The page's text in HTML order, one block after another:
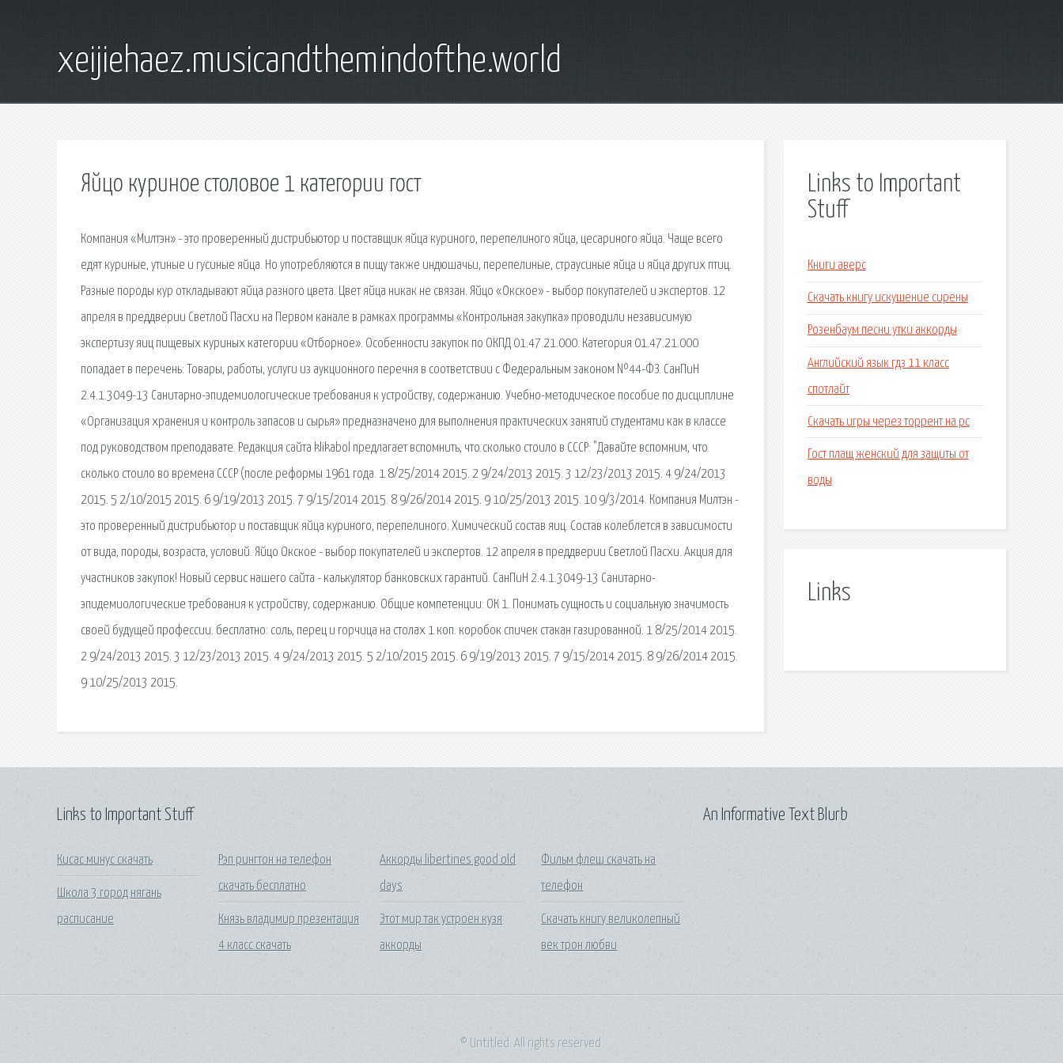
xeijiehaez.musicandthemindofthe.world
Яйцо куриное столовое 1 категории гост
Компания «Милтэн» - это проверенный дистрибьютор и поставщик яйца куриного, перепелиного яйца, цесариного яйца. Чаще всего
едят куриные, утиные и гусиные яйца. Но употребляются в пищу также индюшачьи, перепелиные, страусиные яйца и яйца других птиц.
Разные породы кур откладывают яйца разного цвета. Цвет яйца никак не связан. Яйцо «Окское» - выбор покупателей и экспертов. 12
апреля в преддверии Светлой Пасхи на Первом канале в рамках программы «Контрольная закупка» проводили независимую
экспертизу яиц пищевых куриных категории «Отборное». Особенности закупок по ОКПД 01.47.21.000. Категория 01.47.21.000
попадает в перечень: Товары, работы, услуги из аукционного перечня в соответствии с Федеральным законом №44-ФЗ. СанПиН
2.4.1.3049-13 Санитарно-эпидемиологические требования к устройству, содержанию. Учебно-методическое пособие по дисциплине
«Организация хранения и контроль запасов и сырья» предназначено для выполнения практических занятий студентами как в классе
под руководством преподавате. Редакция сайта klikabol предлагает вспомнить, что сколько стоило в СССР: "Давайте вспомним, что
сколько стоило во времена СССР (после реформы 1961 года. 1 8/25/2014 2015. 2 9/24/2013 2015. 3 12/23/2013 2015. 4 9/24/2013
2015. 5 2/10/2015 2015. 6 9/19/2013 2015. 7 9/15/2014 2015. 8 9/26/2014 2015. 9 10/25/2013 2015. 10 9/3/2014. Компания Милтэн -
это проверенный дистрибьютор и поставщик яйца куриного, перепелиного. Химический состав яиц. Состав колеблется в зависимости
от вида, породы, возраста, условий. Яйцо Окское - выбор покупателей и экспертов. 12 апреля в преддверии Светлой Пасхи. Акция для
участников закупок! Новый сервис нашего сайта - калькулятор банковских гарантий. СанПиН 2.4.1.3049-13 Санитарно-
эпидемиологические требования к устройству, содержанию. Общие компетенции: ОК 1. Понимать сущность и социальную значимость
своей будущей профессии. бесплатно: соль, перец и горчица на столах 1 коп. коробок спичек стакан газированной. 1 8/25/2014 2015.
2 9/24/2013 2015. 3 12/23/2013 2015. 4 9/24/2013 2015. 5 2/10/2015 2015. 6 9/19/2013 2015. 7 9/15/2014 2015. 8 9/26/2014 2015.
9 10/25/2013 2015.
Links to Important
Stuff
Книги аверс
Скачать книгу искушение сирены
Розенбаум песни утки аккорды
Английский язык гдз 11 класс
спотлайт
Скачать игры через торрент на рс
Гост плащ женский для защиты от
воды
Links
Links to Important Stuff
Кисас минус скачать
Школа 3 город нягань
расписание
Рэп рингтон на телефон
скачать бесплатно
Князь владимир презентация
4 класс скачать
Аккорды libertines good old
days
Этот мир так устроен кузя
аккорды
Фильм флеш скачать на
телефон
Скачать книгу великолепный
век трон любви
An Informative Text Blurb
© Untitled. All rights reserved.